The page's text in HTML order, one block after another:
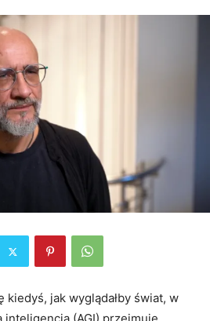
kiedyś, jak wyglądałby świat, w